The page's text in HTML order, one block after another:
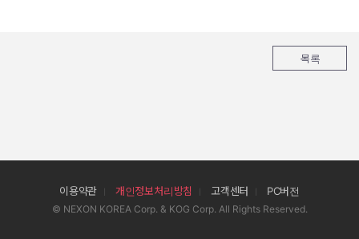
목록
이용약관 개인정보처리방침 고객센터 PC버전
© NEXON KOREA Corp. & KOG Corp. All Rights Reserved.